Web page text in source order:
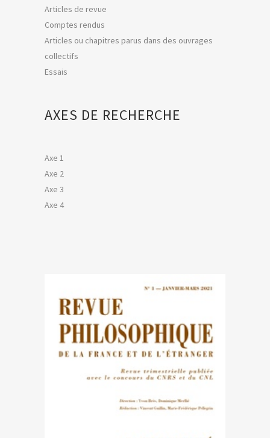
Articles de revue
Comptes rendus
Articles ou chapitres parus dans des ouvrages
collectifs
Essais
AXES DE RECHERCHE
Axe 1
Axe 2
Axe 3
Axe 4